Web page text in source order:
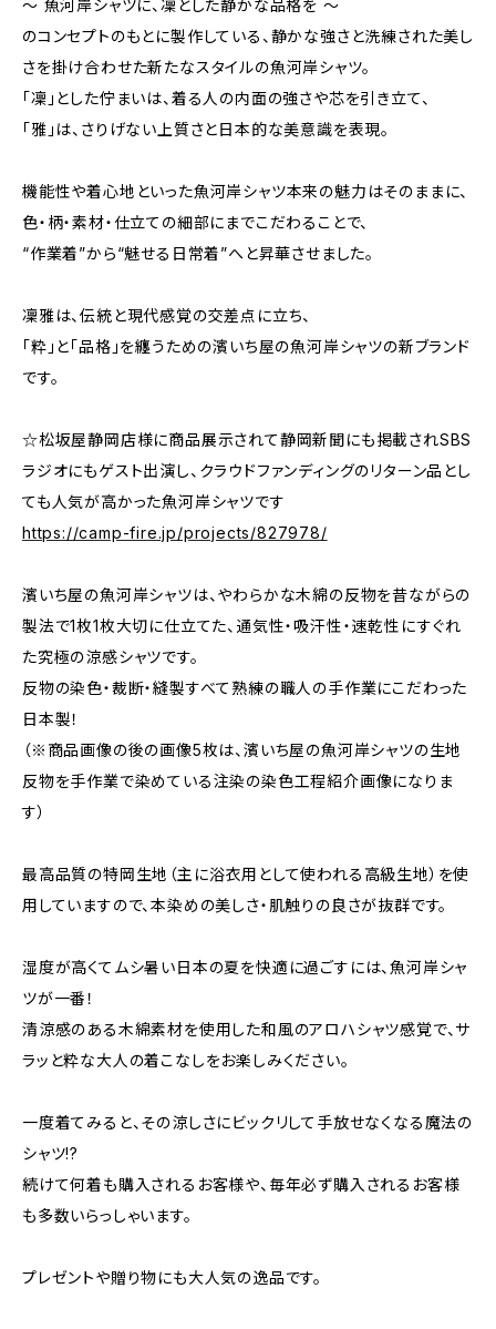
～ 魚河岸シャツに、凜とした静かな品格を ～
のコンセプトのもとに製作している、静かな強さと洗練された美し
さを掛け合わせた新たなスタイルの魚河岸シャツ。
「凜」とした佇まいは、着る人の内面の強さや芯を引き立て、
「雅」は、さりげない上質さと日本的な美意識を表現。
機能性や着心地といった魚河岸シャツ本来の魅力はそのままに、
色・柄・素材・仕立ての細部にまでこだわることで、
“作業着”から“魅せる日常着”へと昇華させました。
凜雅は、伝統と現代感覚の交差点に立ち、
「粋」と「品格」を纏うための濱いち屋の魚河岸シャツの新ブランド
です。
☆松坂屋静岡店様に商品展示されて静岡新聞にも掲載されSBS
ラジオにもゲスト出演し、クラウドファンディングのリターン品とし
ても人気が高かった魚河岸シャツです
https://camp-fire.jp/projects/827978/
濱いち屋の魚河岸シャツは、やわらかな木綿の反物を昔ながらの
製法で1枚1枚大切に仕立てた、通気性・吸汗性・速乾性にすぐれ
た究極の涼感シャツです。
反物の染色・裁断・縫製すべて熟練の職人の手作業にこだわった
日本製！
（※商品画像の後の画像5枚は、濱いち屋の魚河岸シャツの生地
反物を手作業で染めている注染の染色工程紹介画像になりま
す）
最高品質の特岡生地（主に浴衣用として使われる高級生地）を使
用していますので、本染めの美しさ・肌触りの良さが抜群です。
湿度が高くてムシ暑い日本の夏を快適に過ごすには、魚河岸シャ
ツが一番！
清涼感のある木綿素材を使用した和風のアロハシャツ感覚で、サ
ラッと粋な大人の着こなしをお楽しみください。
一度着てみると、その涼しさにビックリして手放せなくなる魔法の
シャツ!?
続けて何着も購入されるお客様や、毎年必ず購入されるお客様
も多数いらっしゃいます。
プレゼントや贈り物にも大人気の逸品です。